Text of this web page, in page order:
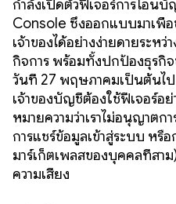
กำลังเปิดตัวฟีเจอร์การโอน
Console ซึ่งออกแบบมาเพื่
เจ้าของได้อย่างง่ายดายระหว่
กิจการ พร้อมทั้งปกป้องธุรกิ
วันที่ 27 พฤษภาคมเป็นต้นไ
เจ้าของบัญชีต้องใช้ฟีเจอร์อย่
หมายความว่าเราไม่อนุญาตก
การแชร์ข้อมูลเข้าสู่ระบบ หรื
มาร์เก็ตเพลสของบุคคลที่สา
ความเสี่ยง